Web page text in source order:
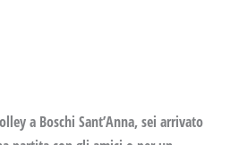
a Boschi Sant’Anna, sei arrivato